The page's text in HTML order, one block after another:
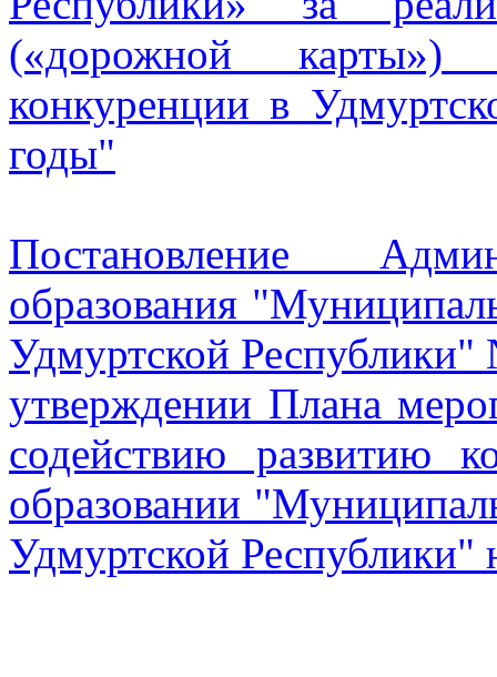
(«дорожной
конкуренции в
годы"
Постановление
образования
Удмуртской
утверждении Плана
содействию развитию
образовании
Удмуртской Республики"